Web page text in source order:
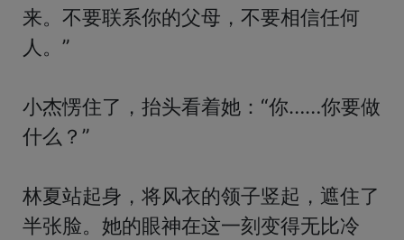
来。不要联系你的父母，不要相信任何
人。”
小杰愣住了，抬头看着她：“你……你要做
什么？”
林夏站起身，将风衣的领子竖起，遮住了
半张脸。她的眼神在这一刻变得无比冷